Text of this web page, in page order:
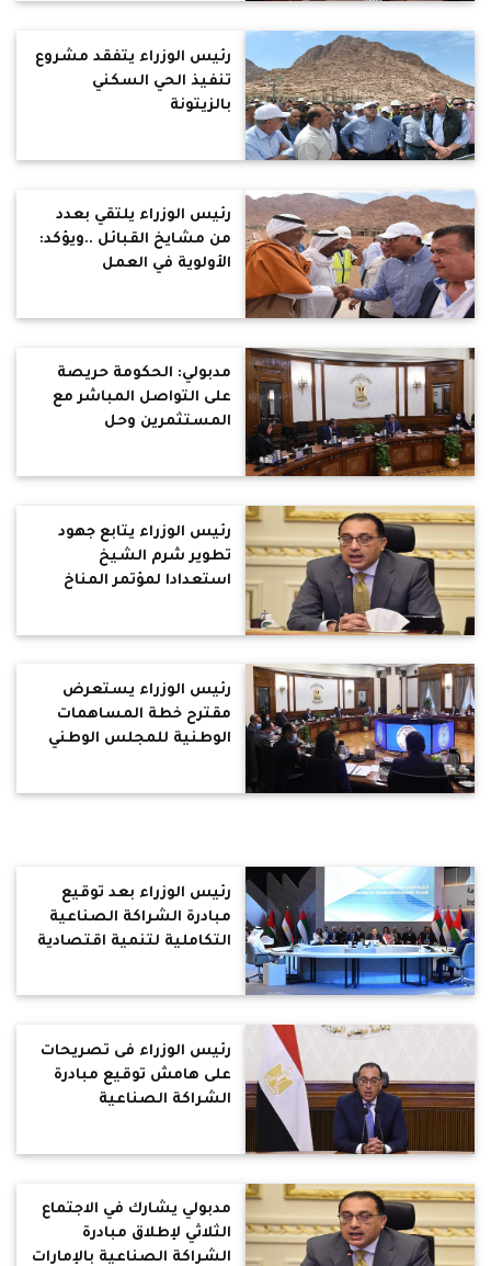
رئيس الوزراء يتفقد مشروع
تنفيذ الحي السكني
بالزيتونة
رئيس الوزراء يلتقي بعدد
من مشايخ القبائل ..ويؤكد:
الأولوية في العمل
مدبولي: الحكومة حريصة
على التواصل المباشر مع
المستثمرين وحل
رئيس الوزراء يتابع جهود
تطوير شرم الشيخ
استعدادا لمؤتمر المناخ
رئيس الوزراء يستعرض
مقترح خطة المساهمات
الوطنية للمجلس الوطني
رئيس الوزراء بعد توقيع
مبادرة الشراكة الصناعية
التكاملية لتنمية اقتصادية
رئيس الوزراء فى تصريحات
على هامش توقيع مبادرة
الشراكة الصناعية
مدبولي يشارك في الاجتماع
الثلاثي لإطلاق مبادرة
الشراكة الصناعية بالإمارات